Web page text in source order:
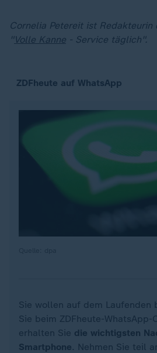
Cornelia Petereit ist Redakteurin
"Volle Kanne - Service täglich".
ZDFheute auf WhatsApp
Sie wollen auf dem Laufenden
Sie beim ZDFheute-
erhalten Sie die wichtigsten
Smartphone. Nehmen Sie teil